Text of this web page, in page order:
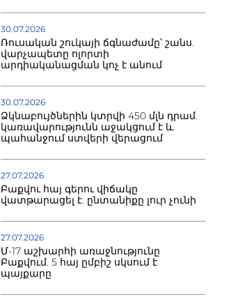
30.07.2026
Ռուսական շուկայի ճգնաժամը՝ շանս.
վարչապետը ոլորտի
արդիականացման կոչ է անում
30.07.2026
Ձկնաբույծներին կտրվի 450 մլն դրամ.
կառավարությունն աջակցում է և
պահանջում ստվերի վերացում
27.07.2026
Բաքվու հայ գերու վիճակը
վատթարացել է. ընտանիքը լուր չունի
27.07.2026
Մ-17 աշխարհի առաջնությունը
Բաքվում. 5 հայ ըմբիշ սկսում է
պայքարը